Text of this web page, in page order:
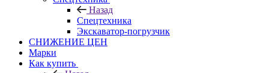
Назад
Спецтехника
Экскаватор-погрузчик
СНИЖЕНИЕ ЦЕН
Марки
Как купить